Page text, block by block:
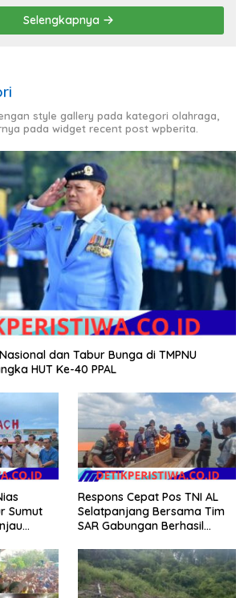
Selengkapnya
style gallery pada kategori olahraga,
pada widget recent post wpberita.
dan Tabur Bunga di TMPNU
HUT Ke-40 PPAL
Sumut
di
Respons Cepat Pos TNI AL
Selatpanjang Bersama Tim
SAR Gabungan Berhasil
Kapal Karam di Perairan
Mengkikip Kepulauan Meranti